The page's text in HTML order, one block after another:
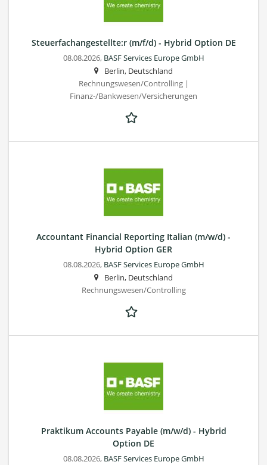
Steuerfachangestellte:r (m/f/d) - Hybrid Option DE
08.08.2026, BASF Services Europe GmbH
Berlin, Deutschland
Rechnungswesen/Controlling |
Finanz-/Bankwesen/Versicherungen
Accountant Financial Reporting Italian (m/w/d) -
Hybrid Option GER
08.08.2026, BASF Services Europe GmbH
Berlin, Deutschland
Rechnungswesen/Controlling
Praktikum Accounts Payable (m/w/d) - Hybrid
Option DE
08.08.2026, BASF Services Europe GmbH